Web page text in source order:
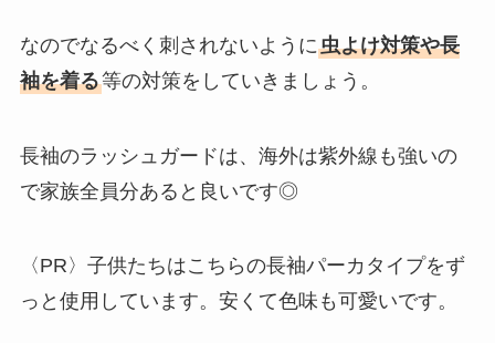
なのでなるべく刺されないように虫よけ対策や長
袖を着る等の対策をしていきましょう。
長袖のラッシュガードは、海外は紫外線も強いの
で家族全員分あると良いです◎
〈PR〉子供たちはこちらの長袖パーカタイプをず
っと使用しています。安くて色味も可愛いです。